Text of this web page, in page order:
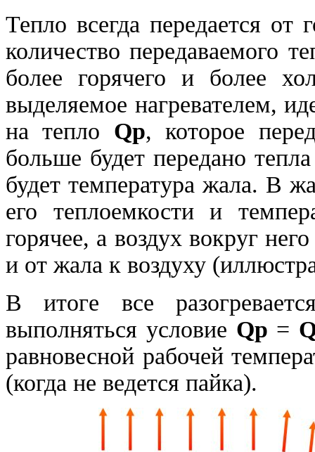
Тепло всегда передается от
количество передаваемого
более горячего и более
выделяемое нагревателем,
на тепло Qр, которое
больше будет передано
будет температура жала. В
его теплоемкости и
горячее, а воздух вокруг
и от жала к воздуху
В итоге все
выполняться условие Qр =
равновесной рабочей
(когда не ведется пайка).